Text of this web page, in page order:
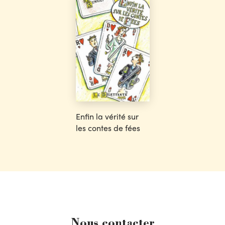
Enfin la vérité sur
les contes de fées